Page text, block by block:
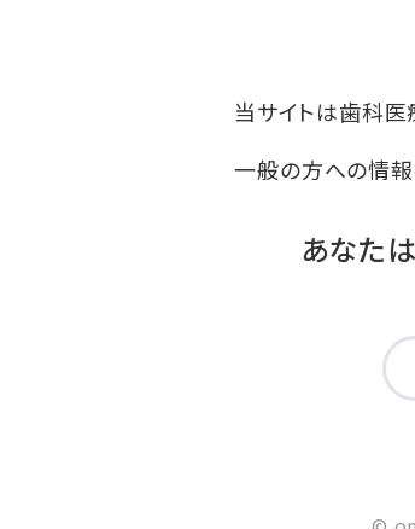
当サイトは歯科
一般の方への情
あなた